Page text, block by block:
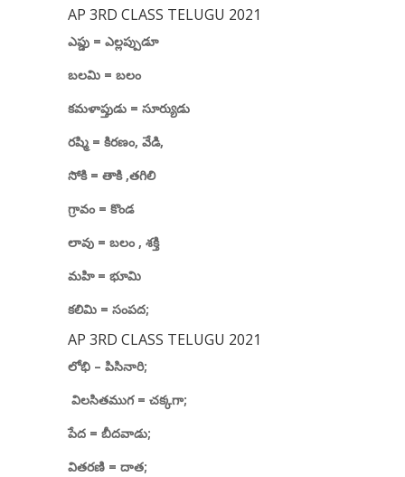
AP 3RD CLASS TELUGU 2021
ఎప్డు= ఎల్లప్పుడూ
బలమి= బలం
కమళాప్తుడు= సూర్యుడు
రష్మి= కిరణం, వేడి,
సోకి= తాకి,తగిలి
గ్రావం= కొండ
లావు= బలం, శక్తి
మహి= భూమి
కలిమి = సంపద;
AP 3RD CLASS TELUGU 2021
లోభి – పిసినారి;
విలసితముగ = చక్కగా;
పేద = బీదవాడు;
వితరణి = దాత;